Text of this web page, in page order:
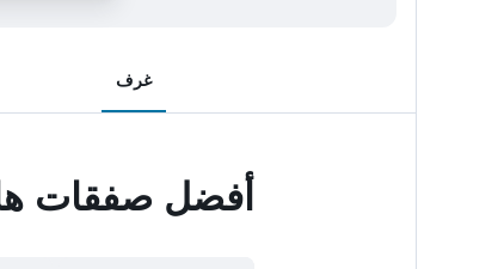
غرف
أفضل صفقات